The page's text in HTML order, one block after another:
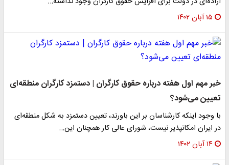
۱۵ آبان ۱۴۰۲
خبر مهم اول هفته درباره حقوق کارگران | دستمزد کارگران منطقه‌ای
تعیین می‌شود؟
با وجود اینکه کارشناسان بر این باورند، تعیین دستمزد به شکل منطقه‌ای
در ایران امکانپذیر نیست، شورای عالی کار همچنان این…
۱۴ آبان ۱۴۰۲